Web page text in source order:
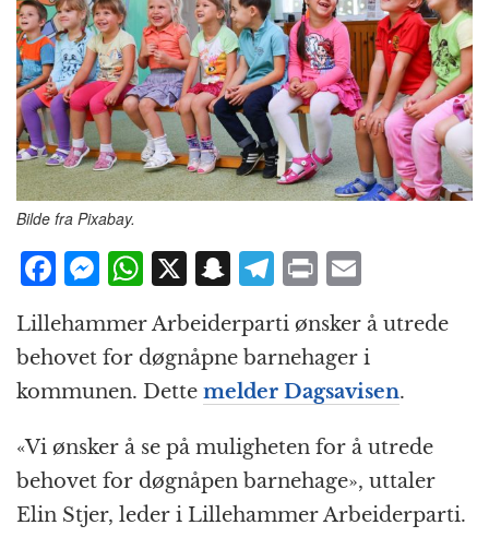
Bilde fra Pixabay.
F
a
c
e
b
o
o
k
M
ss
e
n
g
e
r
W
h
at
s
A
p
p
X S
a
p
c
h
at
T
el
e
g
r
a
m
P
ri
n
t
m
ai
l
Lillehammer Arbeiderparti ønsker å utrede
behovet for døgnåpne barnehager i
kommunen. Dette melder Dagsavisen.
«Vi ønsker å se på muligheten for å utrede
behovet for døgnåpen barnehage», uttaler
Elin Stjer, leder i Lillehammer Arbeiderparti.